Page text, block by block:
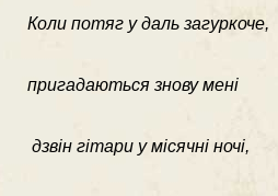
Коли потяг у даль загуркоче,
пригадаються знову мені
дзвін гітари у місячні ночі,